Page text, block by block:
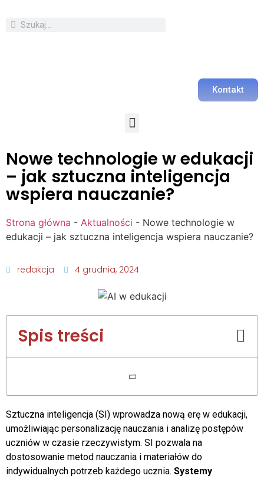
Kontakt
Nowe technologie w edukacji
– jak sztuczna inteligencja
wspiera nauczanie?
Strona główna - Aktualności - Nowe technologie w
edukacji – jak sztuczna inteligencja wspiera nauczanie?
redakcja 4 grudnia, 2024
Spis treści
Sztuczna inteligencja (SI) wprowadza nową erę w edukacji,
umożliwiając personalizację nauczania i analizę postępów
uczniów w czasie rzeczywistym. SI pozwala na
dostosowanie metod nauczania i materiałów do
indywidualnych potrzeb każdego ucznia. Systemy